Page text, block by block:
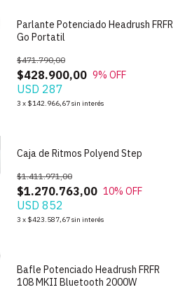
Parlante Potenciado Headrush FRFR
Go Portatil
$428.900,00
$471.790,00
9% OFF
USD 287
3 x $142.966,67sin interés
Caja de Ritmos Polyend Step
$1.270.763,00
$1.411.971,00
10% OFF
USD 852
3 x $423.587,67sin interés
Bafle Potenciado Headrush FRFR
108 MKII Bluetooth 2000W